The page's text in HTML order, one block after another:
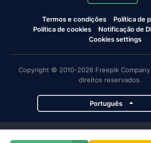
Termos e condições
Política de
Política de cookies
Notificação de
Cookies settings
Copyright © 2010-2026 Freepik Company
direitos reservados.
Português